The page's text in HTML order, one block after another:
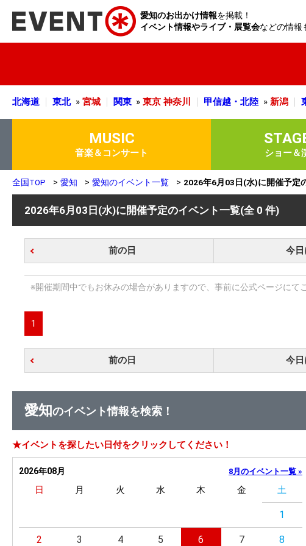
愛知のお出かけ情報を掲載！
イベント情報やライブ・展覧会などの情報
北海道 東北 » 宮城 関東 » 東京 神奈川 甲信越・北陸 » 新潟
MUSIC
音楽＆コンサート ショー＆
全国TOP 愛知 愛知のイベント一覧 2026年6月03日(水)に開催予定
2026年6月03日(水)に開催予定のイベント一覧(全 0 件)
前の日 今日
※開催期間中でもお休みの場合がありますので、事前に公式ページにて
1
前の日 今日
愛知のイベント情報を検索！
★イベントを探したい日付をクリックしてください！
2026年08月 8月のイベント一覧 »
日 月 火 水 木 金 土
1
2 3 4 5 6 7 8